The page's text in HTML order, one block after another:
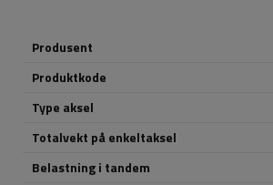
Produsent
Produktkode
Type aksel
Totalvekt på enkeltaksel
Belastning i tandem